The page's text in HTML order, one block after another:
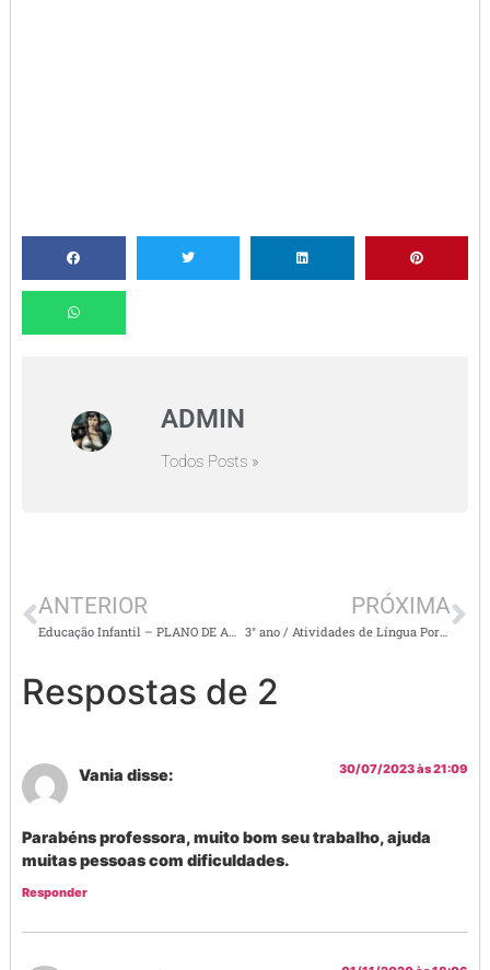
ADMIN
Todos Posts »
ANTERIOR
Educação Infantil – PLANO DE AULA E ATIVIDADES/ Fenômenos da natureza
PRÓXIMA
3° ano / Atividades de Língua Portuguesa
Respostas de 2
Vania disse: 30/07/2023 às 21:09
Parabéns professora, muito bom seu trabalho, ajuda
muitas pessoas com dificuldades.
Responder